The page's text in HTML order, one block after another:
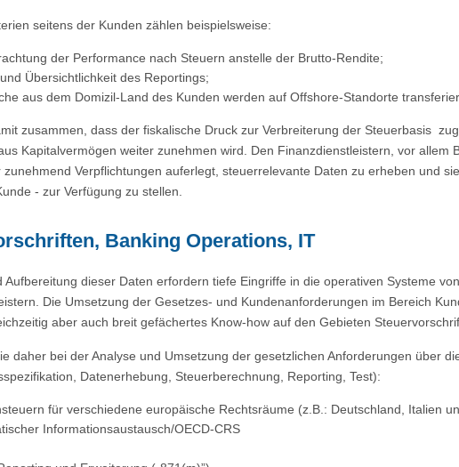
seitens der Kunden zählen beispielsweise:
der Performance nach Steuern anstelle der Brutto-Rendite;
Übersichtlichkeit des Reportings;
aus dem Domizil-Land des Kunden werden auf Offshore-Standorte
zusammen, dass der fiskalische Druck zur Verbreiterung der Steuerbasis
Kapitalvermögen weiter zunehmen wird. Den Finanzdienstleistern, vor allem
zunehmend Verpflichtungen auferlegt, steuerrelevante Daten zu erheben und
- zur Verfügung zu stellen.
Banking Operations, IT
Aufbereitung dieser Daten erfordern tiefe Eingriffe in die operativen Systeme
Die Umsetzung der Gesetzes- und Kundenanforderungen im Bereich
aber auch breit gefächertes Know-how auf den Gebieten
daher bei der Analyse und Umsetzung der gesetzlichen Anforderungen über
Datenerhebung, Steuerberechnung, Reporting, Test):
für verschiedene europäische Rechtsräume (z.B.: Deutschland, Italien
Informationsaustausch/OECD-CRS